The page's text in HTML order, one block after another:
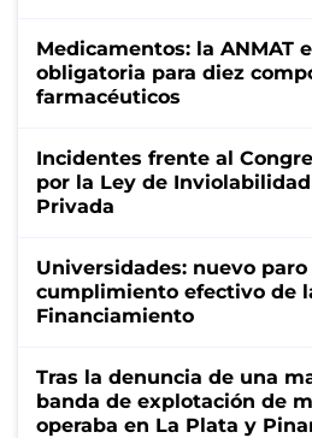
Medicamentos: la ANMAT
obligatoria para diez
farmacéuticos
Incidentes frente al
por la Ley de
Privada
Universidades: nuevo
cumplimiento efectivo de
Financiamiento
Tras la denuncia de una
banda de explotación de
operaba en La Plata y